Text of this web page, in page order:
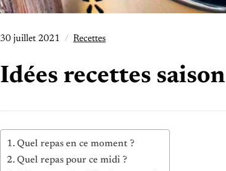
30 juillet 2021 Recettes
Idées recettes saison
Quel repas en ce moment ?
Quel repas pour ce midi ?